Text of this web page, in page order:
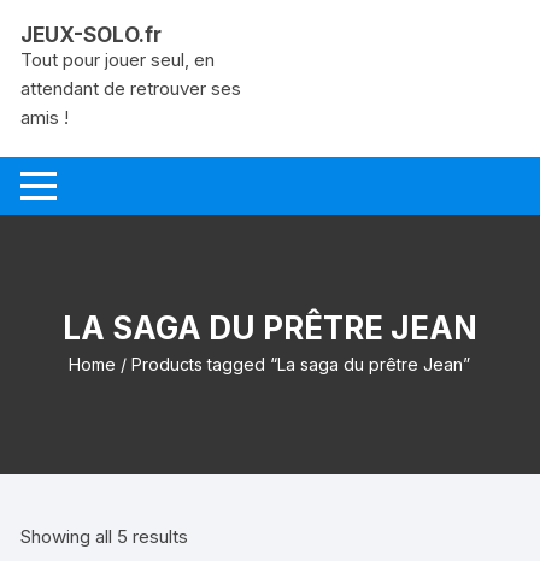
contenu
JEUX-SOLO.fr
Tout pour jouer seul, en
attendant de retrouver ses
amis !
LA SAGA DU PRÊTRE JEAN
Home / Products tagged “La saga du prêtre Jean”
Showing all 5 results